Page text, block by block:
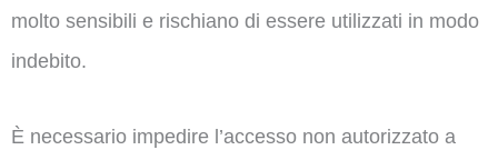
molto sensibili e rischiano di essere utilizzati in modo
indebito.
È necessario impedire l’accesso non autorizzato a